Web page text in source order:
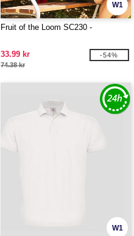
W1
Fruit of the Loom SC230 -
33.99 kr
74.38 kr
-54%
W1